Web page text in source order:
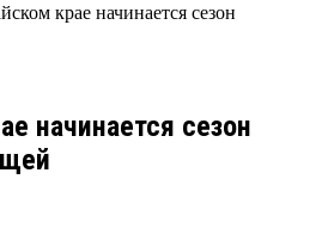
крае начинается сезон
начинается сезон